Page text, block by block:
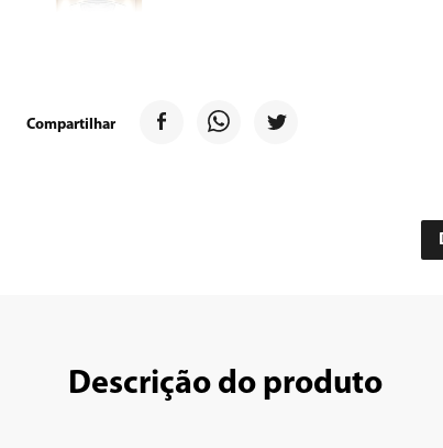
Compartilhar
Descrição do produto